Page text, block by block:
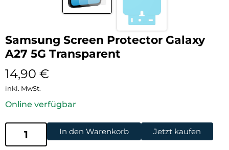
Samsung Screen Protector Galaxy
A27 5G Transparent
14,90 €
inkl. MwSt.
Online verfügbar
In den Warenkorb Jetzt kaufen